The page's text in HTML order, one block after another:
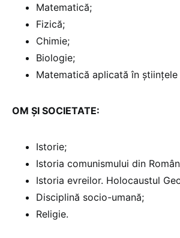
Matematică;
Fizică;
Chimie;
Biologie;
Matematică aplicată în științele
OM ȘI SOCIETATE:
Istorie;
Istoria comunismului din
Istoria evreilor. Holocaustul
Disciplină socio-umană;
Religie.